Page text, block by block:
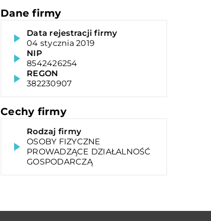
Dane firmy
Data rejestracji firmy
04 stycznia 2019
NIP
8542426254
REGON
382230907
Cechy firmy
Rodzaj firmy
OSOBY FIZYCZNE
PROWADZĄCE DZIAŁALNOŚĆ
GOSPODARCZĄ